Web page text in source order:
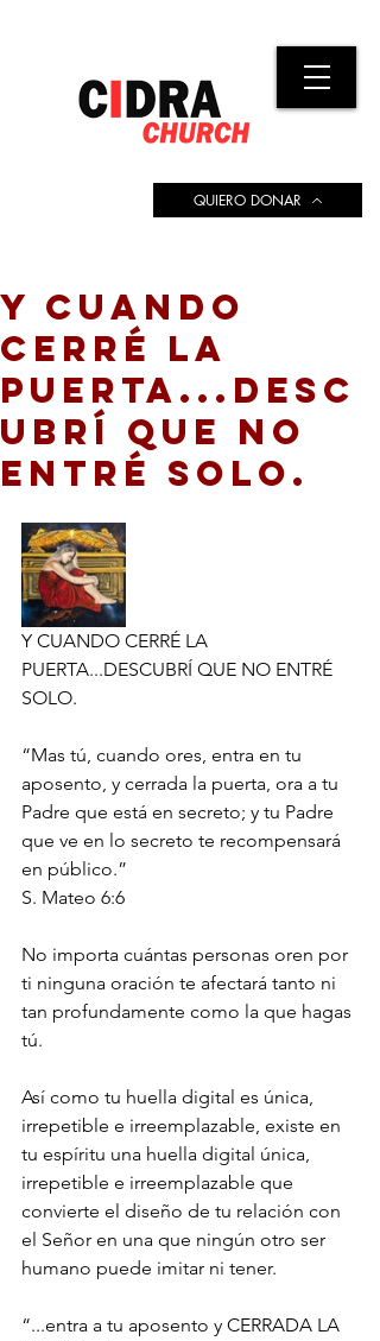
QUIERO DONAR
Y CUANDO
CERRÉ LA
PUERTA...DESC
UBRÍ QUE NO
ENTRÉ SOLO.
Y CUANDO CERRÉ LA
PUERTA...DESCUBRÍ QUE NO ENTRÉ
SOLO.
“Mas tú, cuando ores, entra en tu
aposento, y cerrada la puerta, ora a tu
Padre que está en secreto; y tu Padre
que ve en lo secreto te recompensará
en público.”
‭‭S. Mateo‬ ‭6:6‬ ‭
No importa cuántas personas oren por
ti ninguna oración te afectará tanto ni
tan profundamente como la que hagas
tú.
Así como tu huella digital es única,
irrepetible e irreemplazable, existe en
tu espíritu una huella digital única,
irrepetible e irreemplazable que
convierte el diseño de tu relación con
el Señor en una que ningún otro ser
humano puede imitar ni tener.
“...entra a tu aposento y CERRADA LA